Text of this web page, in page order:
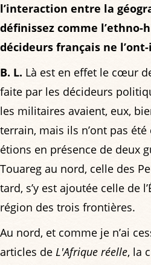
l’interaction entre la
définissez comme l’ethno-
décideurs français ne
B. L. Là est en effet le cœur
faite par les décideurs
les militaires avaient, eux,
terrain, mais ils n’ont pas
étions en présence de deux
Touareg au nord, celle des
tard, s’y est ajoutée celle de
région des trois frontières.
Au nord, et comme je n’ai
articles de L'Afrique réelle, la